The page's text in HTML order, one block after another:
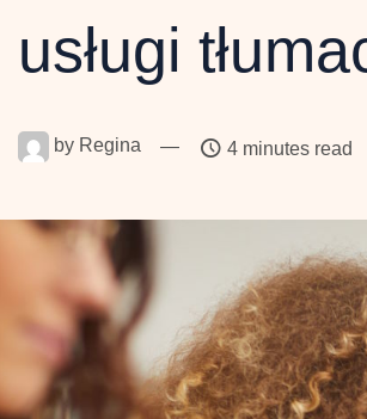
usługi
by Regina — 4 minutes read